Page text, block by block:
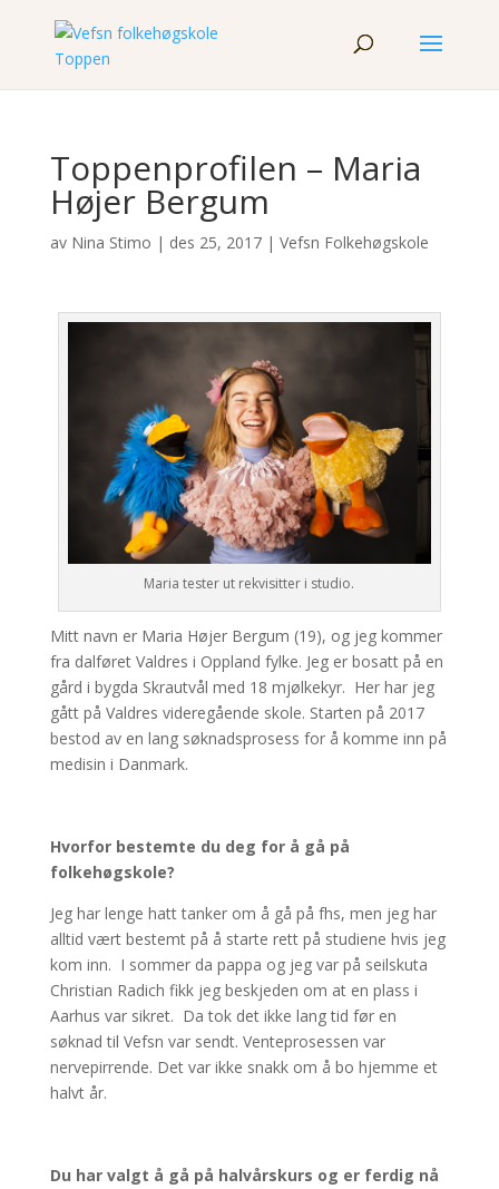
Toppenprofilen – Maria
Højer Bergum
av Nina Stimo | des 25, 2017| Vefsn Folkehøgskole
Maria tester ut rekvisitter i studio.
Mitt navn er Maria Højer Bergum (19), og jeg kommer
fra dalføret Valdres i Oppland fylke. Jeg er bosatt på en
gård i bygda Skrautvål med 18 mjølkekyr. Her har jeg
gått på Valdres videregående skole. Starten på 2017
bestod av en lang søknadsprosess for å komme inn på
medisin i Danmark.
Hvorfor bestemte du deg for å gå på
folkehøgskole?
Jeg har lenge hatt tanker om å gå på fhs, men jeg har
alltid vært bestemt på å starte rett på studiene hvis jeg
kom inn. I sommer da pappa og jeg var på seilskuta
Christian Radich fikk jeg beskjeden om at en plass i
Aarhus var sikret. Da tok det ikke lang tid før en
søknad til Vefsn var sendt. Venteprosessen var
nervepirrende. Det var ikke snakk om å bo hjemme et
halvt år.
Du har valgt å gå på halvårskurs og er ferdig nå